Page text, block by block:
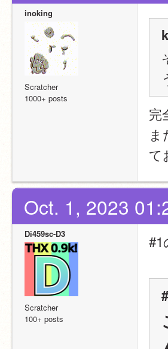
inoking
Scratcher
1000+ posts
完
て
Oct. 1, 2023
Di459sc-D3
Scratcher
100+ posts
#1